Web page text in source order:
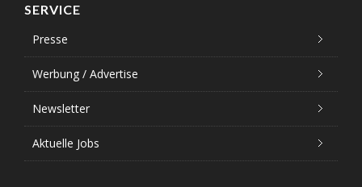
SERVICE
Presse
Werbung / Advertise
Newsletter
Aktuelle Jobs